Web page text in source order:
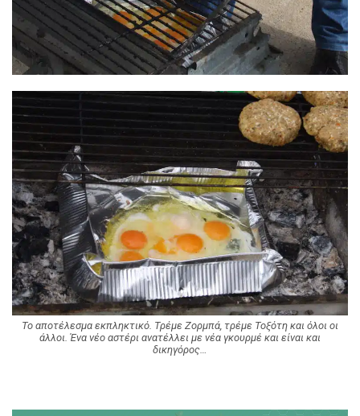
To αποτέλεσμα εκπληκτικό. Τρέμε Ζορμπά, τρέμε Τοξότη και όλοι οι
άλλοι. Ένα νέο αστέρι ανατέλλει με νέα γκουρμέ και είναι και
δικηγόρος…